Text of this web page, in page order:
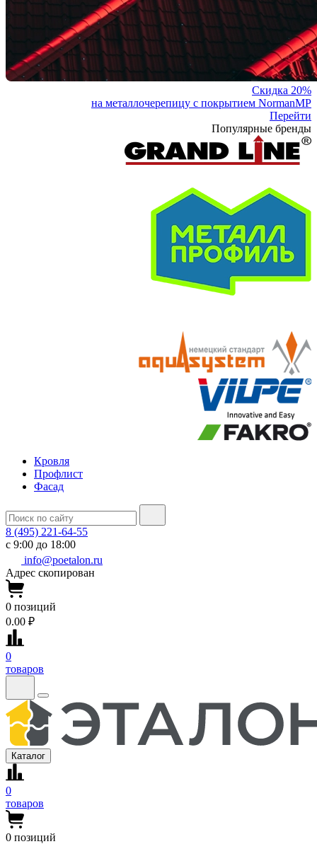
Скидка 20%
на металлочерепицу с покрытием NormanMP
Перейти
Популярные бренды
Кровля
Профлист
Фасад
8 (495) 221-64-55
с 9:00 до 18:00
info@poetalon.ru
Адрес скопирован
0 позиций
0.00 ₽
0
товаров
Каталог
0
товаров
0 позиций